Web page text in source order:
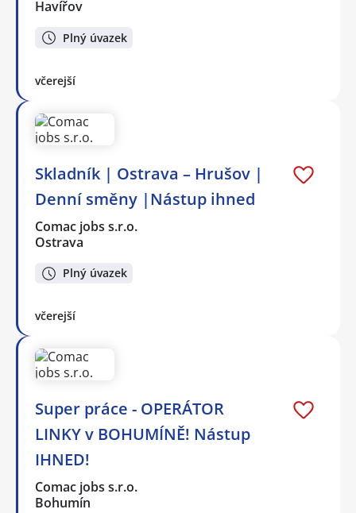
Havířov
Plný úvazek
včerejší
Skladník | Ostrava – Hrušov |
Denní směny |Nástup ihned
Comac jobs s.r.o.
Ostrava
Plný úvazek
včerejší
Super práce - OPERÁTOR
LINKY v BOHUMÍNĚ! Nástup
IHNED!
Comac jobs s.r.o.
Bohumín